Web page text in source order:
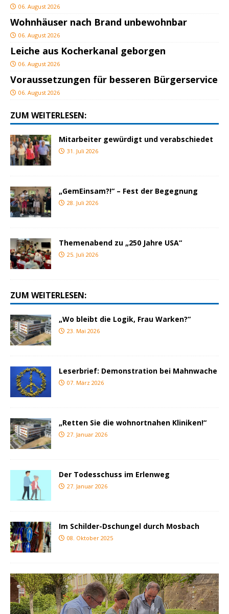
06. August 2026
Wohnhäuser nach Brand unbewohnbar
06. August 2026
Leiche aus Kocherkanal geborgen
06. August 2026
Voraussetzungen für besseren Bürgerservice
06. August 2026
ZUM WEITERLESEN:
Mitarbeiter gewürdigt und verabschiedet
31. Juli 2026
„GemEinsam?!“ – Fest der Begegnung
28. Juli 2026
Themenabend zu „250 Jahre USA“
25. Juli 2026
ZUM WEITERLESEN:
„Wo bleibt die Logik, Frau Warken?“
23. Mai 2026
Leserbrief: Demonstration bei Mahnwache
07. März 2026
„Retten Sie die wohnortnahen Kliniken!“
27. Januar 2026
Der Todesschuss im Erlenweg
27. Januar 2026
Im Schilder-Dschungel durch Mosbach
08. Oktober 2025